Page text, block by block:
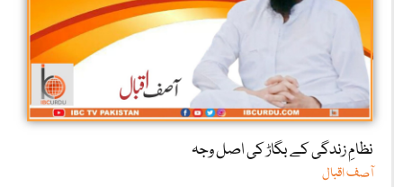
نظامِ زندگی کے بگاڑ کی اصل وجہ
آصف اقبال